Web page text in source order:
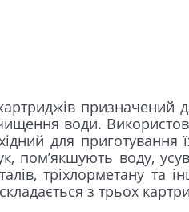
призначений
води.
для приготування
пом’якшують воду,
тріхлорметану та
з трьох